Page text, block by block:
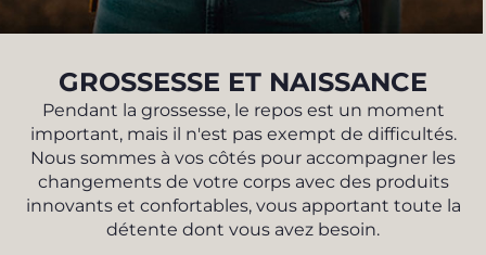
GROSSESSE ET NAISSANCE
Pendant la grossesse, le repos est un moment
important, mais il n'est pas exempt de difficultés.
Nous sommes à vos côtés pour accompagner les
changements de votre corps avec des produits
innovants et confortables, vous apportant toute la
détente dont vous avez besoin.